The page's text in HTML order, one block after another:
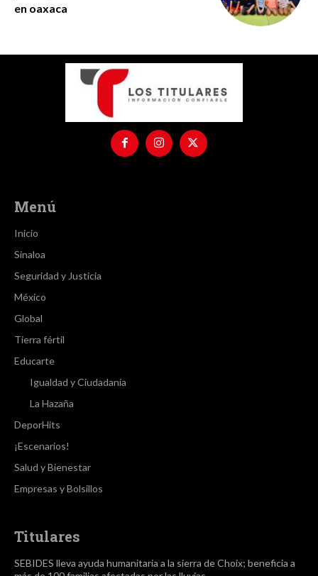
en oaxaca
Menú
Inicio
Sinaloa
Seguridad y Justicia
México
Global
Tierra fértil
Educarte
Igualdad y Ciudadanía
La Hazaña
DeporHits
¡Escenarios!
Salud y Bienestar
Empresas y Bolsillos
Titulares
SEBIDES lleva ayuda humanitaria a la sierra de Choix; beneficia a